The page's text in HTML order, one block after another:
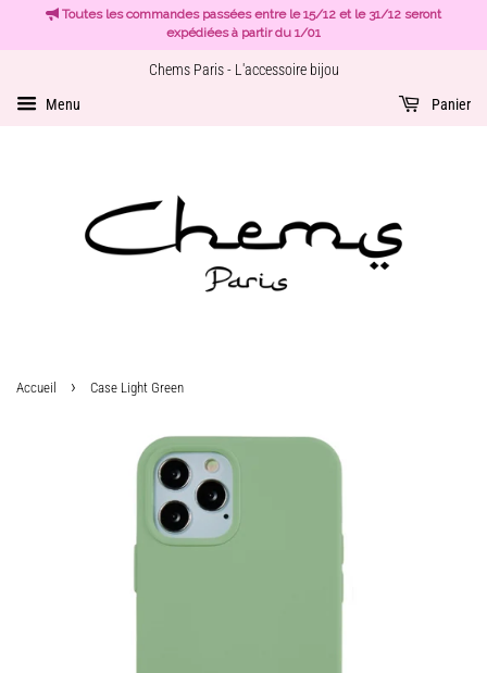
Toutes les commandes passées entre le 15/12 et le 31/12 seront
expédiées à partir du 1/01
Chems Paris - L'accessoire bijou
Menu Panier
Accueil › Case Light Green